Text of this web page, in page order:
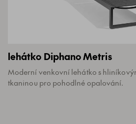
lehátko Diphano Metris
Moderní venkovní lehátko s
tkaninou pro pohodlné opalování.